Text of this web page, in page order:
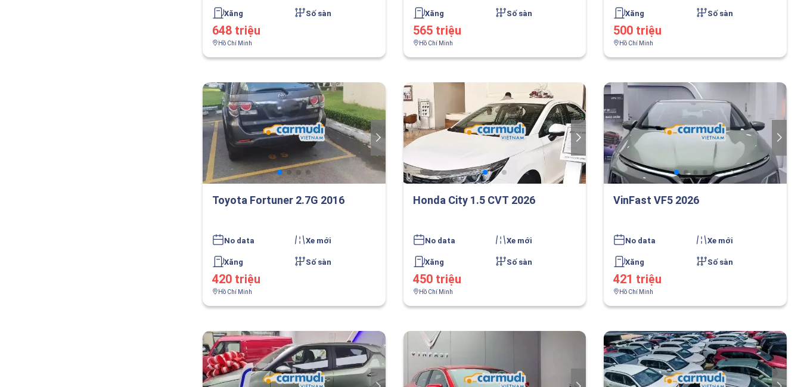
Xăng Số sàn
648 triệu
Hồ Chí Minh
Xăng Số sàn
565 triệu
Hồ Chí Minh
Xăng Số sàn
500 triệu
Hồ Chí Minh
Toyota Fortuner 2.7G 2016
No data Xe mới
Xăng Số sàn
420 triệu
Hồ Chí Minh
Honda City 1.5 CVT 2026
No data Xe mới
Xăng Số sàn
450 triệu
Hồ Chí Minh
VinFast VF5 2026
No data Xe mới
Xăng Số sàn
421 triệu
Hồ Chí Minh